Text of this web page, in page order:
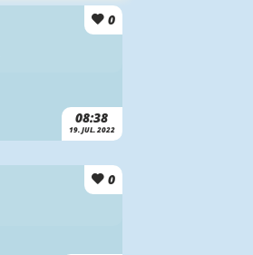
0
08:38
19. JUL. 2022
0